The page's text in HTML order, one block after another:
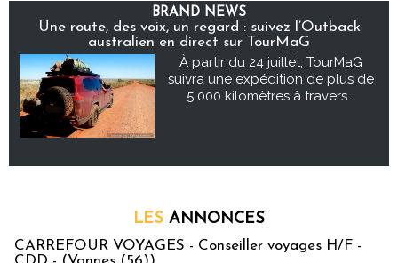
BRAND NEWS
Une route, des voix, un regard : suivez l’Outback
australien en direct sur TourMaG
À partir du 24 juillet, TourMaG
suivra une expédition de plus de
5 000 kilomètres à travers...
LES ANNONCES
CARREFOUR VOYAGES - Conseiller voyages H/F -